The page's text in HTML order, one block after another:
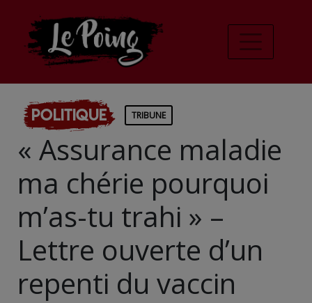
Politique TRIBUNE
« Assurance maladie
ma chérie pourquoi
m’as-tu trahi » –
Lettre ouverte d’un
repenti du vaccin